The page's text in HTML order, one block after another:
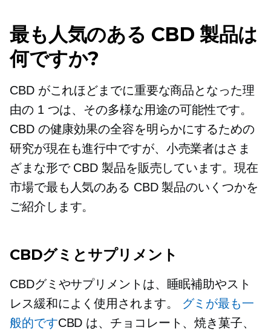
最も人気のある CBD 製品は
何ですか?
CBD がこれほどまでに重要な商品となった理
由の 1 つは、その多様な用途の可能性です。
CBD の健康効果の全容を明らかにするための
研究が現在も進行中ですが、小売業者はさま
ざまな形で CBD 製品を販売しています。現在
市場で最も人気のある CBD 製品のいくつかを
ご紹介します。
CBDグミとサプリメント
CBDグミやサプリメントは、睡眠補助やスト
レス緩和によく使用されます。
グミが最も一
般的ですCBD は、チョコレート、焼き菓子、